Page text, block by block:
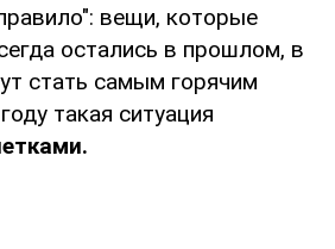
вещи, которые
остались в прошлом, в
стать самым горячим
такая ситуация